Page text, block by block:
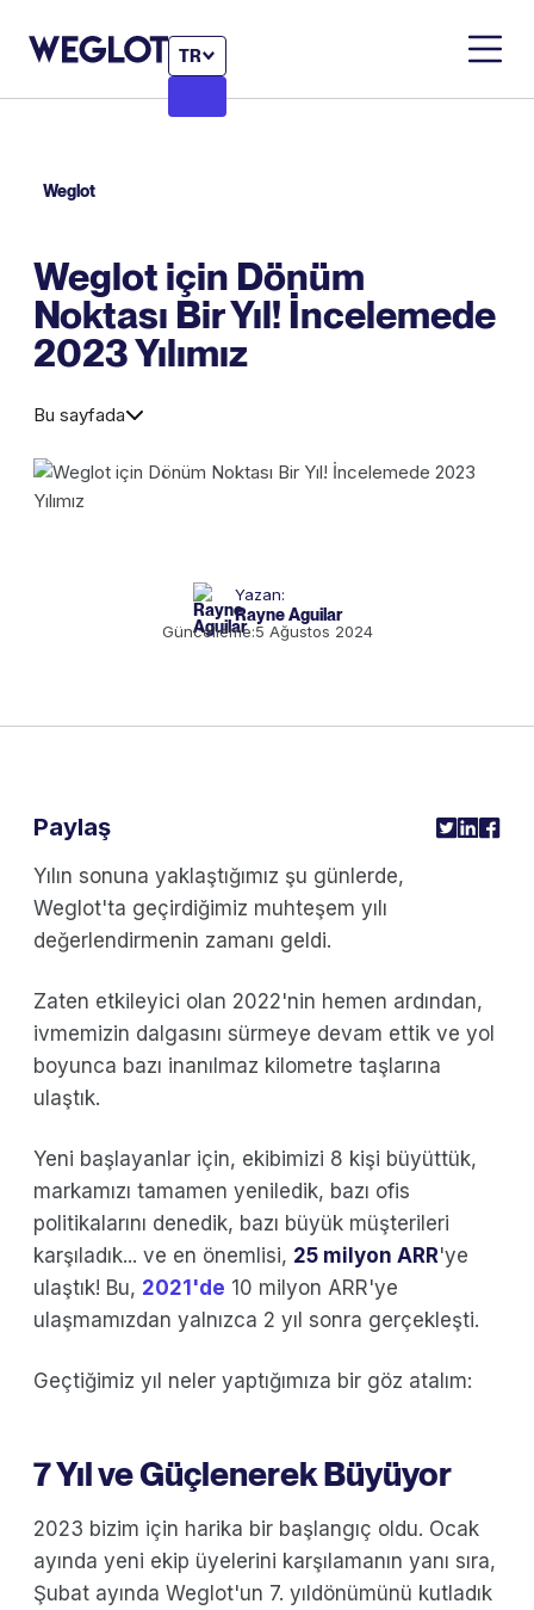
TR
Weglot
Weglot için Dönüm
Noktası Bir Yıl! İncelemede
2023 Yılımız
Bu sayfada
Yazan:
Rayne Aguilar
Güncelleme:5 Ağustos 2024
Yılın sonuna yaklaştığımız şu günlerde,
Weglot'ta geçirdiğimiz muhteşem yılı
değerlendirmenin zamanı geldi.
Zaten etkileyici olan 2022'nin hemen ardından,
ivmemizin dalgasını sürmeye devam ettik ve yol
boyunca bazı inanılmaz kilometre taşlarına
ulaştık.
Yeni başlayanlar için, ekibimizi 8 kişi büyüttük,
markamızı tamamen yeniledik, bazı ofis
politikalarını denedik, bazı büyük müşterileri
karşıladık... ve en önemlisi, 25 milyon ARR'ye
ulaştık! Bu, 2021'de 10 milyon ARR'ye
ulaşmamızdan yalnızca 2 yıl sonra gerçekleşti.
Geçtiğimiz yıl neler yaptığımıza bir göz atalım:
7 Yıl ve Güçlenerek Büyüyor
2023 bizim için harika bir başlangıç oldu. Ocak
ayında yeni ekip üyelerini karşılamanın yanı sıra,
Şubat ayında Weglot'un 7. yıldönümünü kutladık
Paylaş